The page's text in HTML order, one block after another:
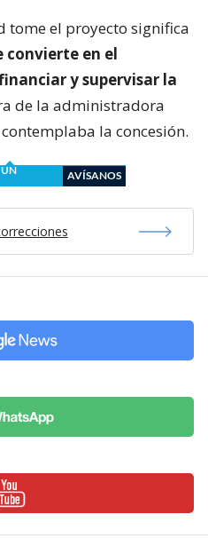
tome el proyecto significa
convierte en el
y supervisar la
de la administradora
la concesión.
UN
AVÍSANOS